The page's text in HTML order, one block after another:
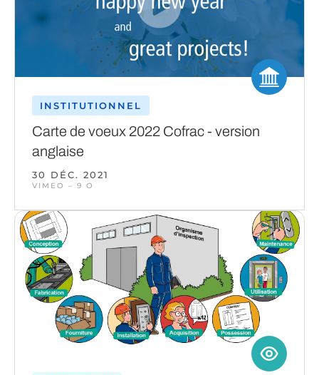
INSTITUTIONNEL
Carte de voeux 2022 Cofrac - version
anglaise
30 DÉC. 2021
VIMEO – 9 O